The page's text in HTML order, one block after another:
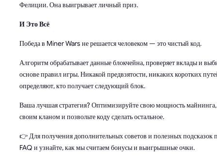
Фелиции. Она выигрывает личный приз.
И Это Всё
Победа в Miner Wars не решается человеком — это чистый код.
Алгоритм обрабатывает данные блокчейна, проверяет вклады и
основе правил игры. Никакой предвзятости, никаких коротких
определяют, кто получает следующий блок.
Ваша лучшая стратегия? Оптимизируйте свою мощность майнинга,
своим кланом и позвольте коду сделать остальное.
👉 Для получения дополнительных советов и полезных подсказок
FAQ и узнайте, как мы считаем бонусы и выигрышные очки.